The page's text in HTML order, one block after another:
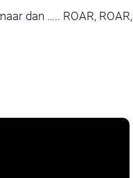
dan ….. ROAR, ROAR,